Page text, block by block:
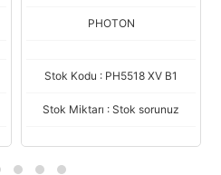
PHOTON
Stok Kodu : PH5518 XV B1
Stok Miktarı : Stok sorunuz